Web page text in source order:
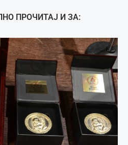
ПРОЧИТАЈ И ЗА: